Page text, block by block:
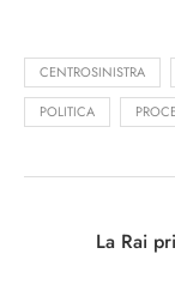
CENTROSINISTRA
POLITICA
La Rai